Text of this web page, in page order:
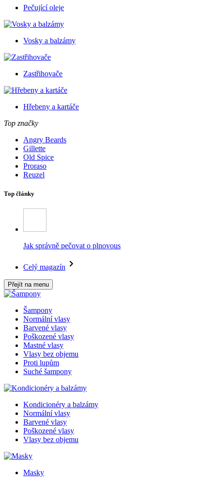
Pečující oleje
Vosky a balzámy
Zastřihovače
Hřebeny a kartáče
Top značky
Angry Beards
Gillette
Old Spice
Proraso
Reuzel
Top články
Jak správně pečovat o plnovous
Celý magazín
Přejít na menu
Šampony
Normální vlasy
Barvené vlasy
Poškozené vlasy
Mastné vlasy
Vlasy bez objemu
Proti lupům
Suché šampony
Kondicionéry a balzámy
Normální vlasy
Barvené vlasy
Poškozené vlasy
Vlasy bez objemu
Masky